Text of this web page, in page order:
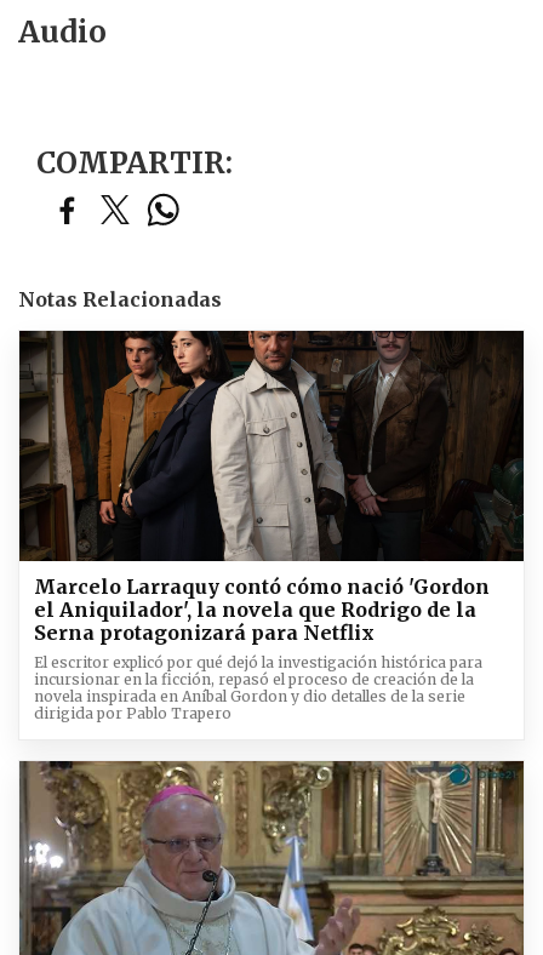
Audio
COMPARTIR:
Notas Relacionadas
Marcelo Larraquy contó cómo nació 'Gordon
el Aniquilador', la novela que Rodrigo de la
Serna protagonizará para Netflix
El escritor explicó por qué dejó la investigación histórica para
incursionar en la ficción, repasó el proceso de creación de la
novela inspirada en Aníbal Gordon y dio detalles de la serie
dirigida por Pablo Trapero